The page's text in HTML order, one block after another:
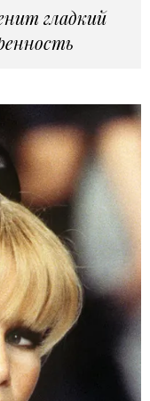
гладкий